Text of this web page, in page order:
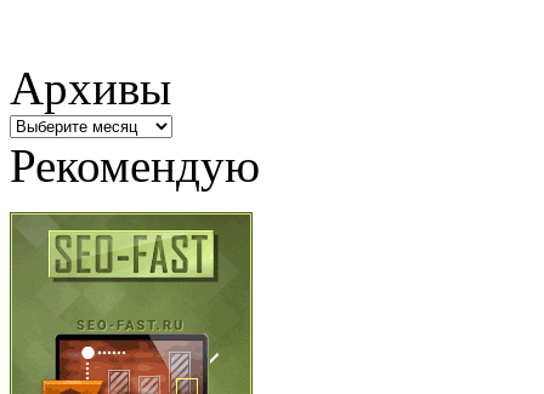
Архивы
Архивы
Рекомендую